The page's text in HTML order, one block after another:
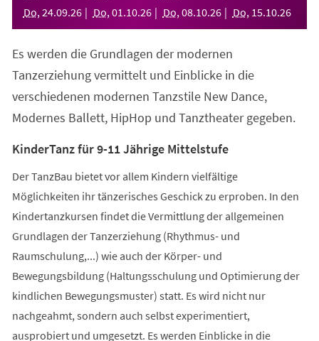
Do, 24.09.26 Do, 01 .10.26 Do, 08.10.26 Do, 15.10.26
Es werden die Grundlagen der modernen
Tanzerziehung vermittelt und Einblicke in die
verschiedenen modernen Tanzstile New Dance,
Modernes Ballett, HipHop und Tanztheater gegeben.
KinderTanz für 9-11 Jährige Mittelstufe
Der TanzBau bietet vor allem Kindern vielfältige
Möglichkeiten ihr tänzerisches Geschick zu erproben. In den
Kindertanzkursen findet die Vermittlung der allgemeinen
Grundlagen der Tanzerziehung (Rhythmus- und
Raumschulung,...) wie auch der Körper- und
Bewegungsbildung (Haltungsschulung und Optimierung der
kindlichen Bewegungsmuster) statt. Es wird nicht nur
nachgeahmt, sondern auch selbst experimentiert,
ausprobiert und umgesetzt. Es werden Einblicke in die